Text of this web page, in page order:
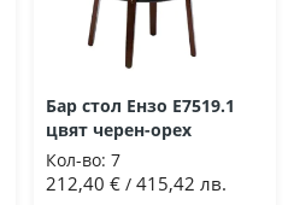
Бар стол Ензо E7519.1
цвят черен-орех
Кол-во: 7
212,40 €/ 415,42 лв.